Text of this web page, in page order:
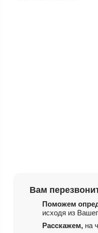
Вам
Поможем
исходя из
Расскажем, на